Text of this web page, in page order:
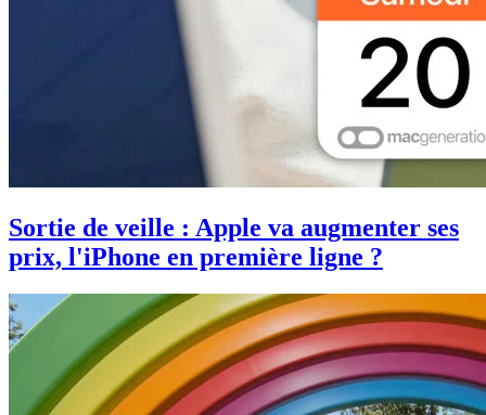
Sortie de veille : Apple va augmenter ses
prix, l'iPhone en première ligne ?